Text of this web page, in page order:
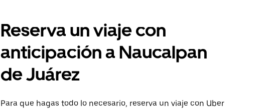
Reserva un viaje con
anticipación a Naucalpan
de Juárez
Para que hagas todo lo necesario, reserva un viaje con Uber